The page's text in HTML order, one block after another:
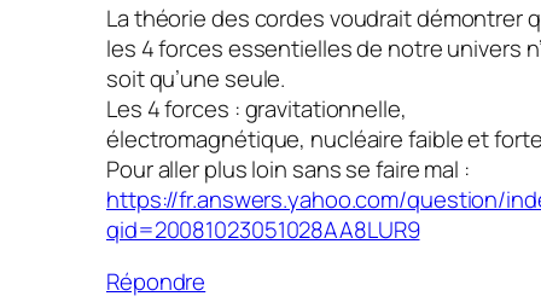
La théorie des cordes voudrait démontrer
les 4 forces essentielles de notre univers
soit qu’une seule.
Les 4 forces : gravitationnelle,
électromagnétique, nucléaire faible et
Pour aller plus loin sans se faire mal :
https://fr.answers.yahoo.com/question/
qid=20081023051028AA8LUR9
Répondre